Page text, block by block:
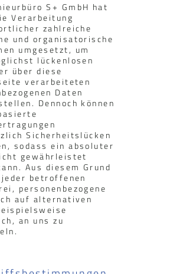
S+ GmbH hat
Verarbeitung
zahlreiche
und organisatorische
umgesetzt, um
lückenlosen
über diese
verarbeiteten
Daten
Dennoch können
Sicherheitslücken
sodass ein absoluter
gewährleistet
Aus diesem Grund
betroffenen
personenbezogene
auf alternativen
an uns zu